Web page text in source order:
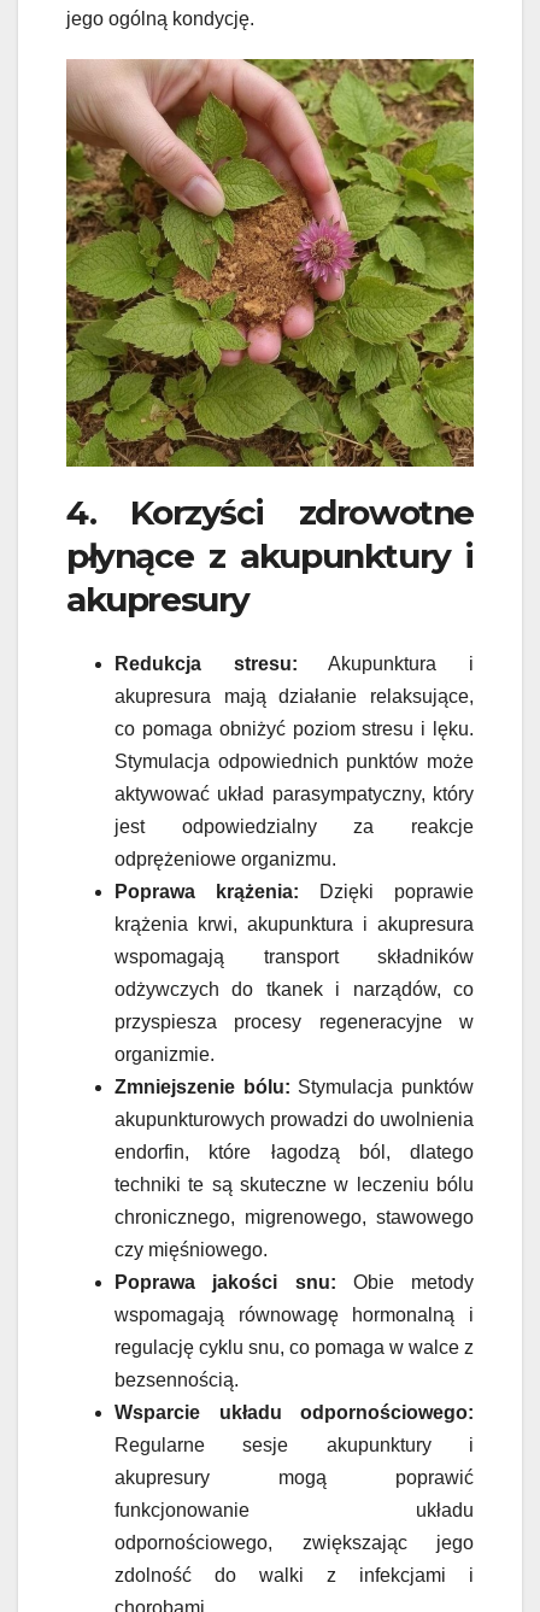
jego ogólną kondycję.
4. Korzyści zdrowotne
płynące z akupunktury i
akupresury
Redukcja stresu: Akupunktura i
akupresura mają działanie relaksujące,
co pomaga obniżyć poziom stresu i lęku.
Stymulacja odpowiednich punktów może
aktywować układ parasympatyczny, który
jest odpowiedzialny za reakcje
odprężeniowe organizmu.
Poprawa krążenia: Dzięki poprawie
krążenia krwi, akupunktura i akupresura
wspomagają transport składników
odżywczych do tkanek i narządów, co
przyspiesza procesy regeneracyjne w
organizmie.
Zmniejszenie bólu: Stymulacja punktów
akupunkturowych prowadzi do uwolnienia
endorfin, które łagodzą ból, dlatego
techniki te są skuteczne w leczeniu bólu
chronicznego, migrenowego, stawowego
czy mięśniowego.
Poprawa jakości snu: Obie metody
wspomagają równowagę hormonalną i
regulację cyklu snu, co pomaga w walce z
bezsennością.
Wsparcie układu odpornościowego:
Regularne sesje akupunktury i
akupresury mogą poprawić
funkcjonowanie układu
odpornościowego, zwiększając jego
zdolność do walki z infekcjami i